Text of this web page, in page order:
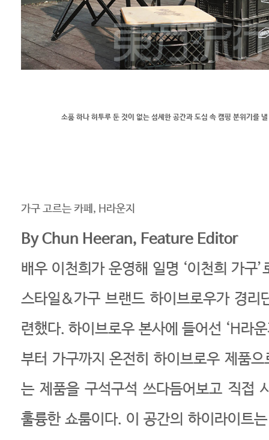
소품 하나 허투루 둔 것이 없는 섬세한 공간과 도심 속 캠핑 분위기를
가구 고르는 카페, H라운지
By Chun Heeran, Feature Editor
배우 이천희가 운영해 일명 ‘이천희 가구
스타일&가구 브랜드 하이브로우가 경리
련했다. 하이브로우 본사에 들어선 ‘H라
부터 가구까지 온전히 하이브로우 제품
는 제품을 구석구석 쓰다듬어보고 직접
훌륭한 쇼룸이다. 이 공간의 하이라이트